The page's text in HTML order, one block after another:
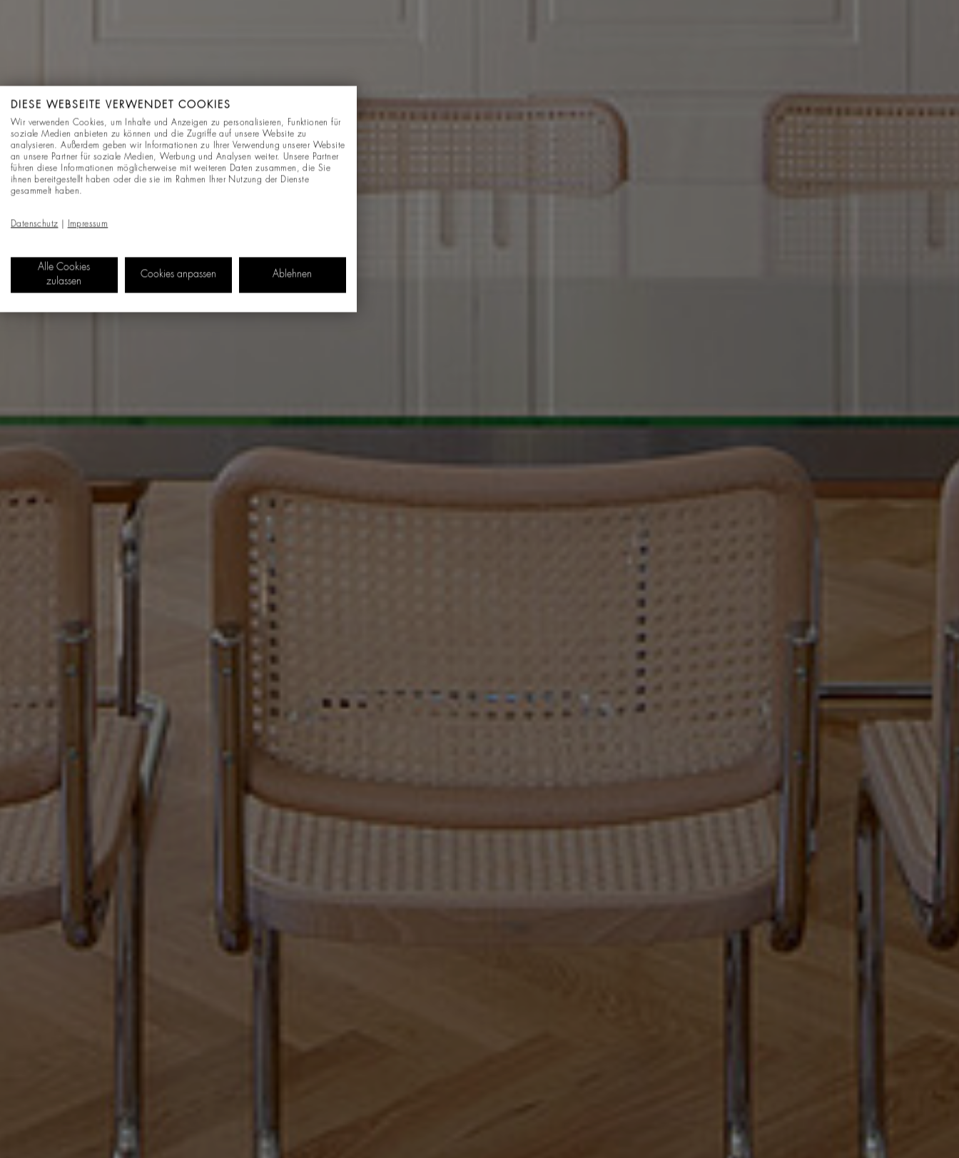
DIESE WEBSEITE VERWENDET COOKIES
Wir verwenden Cookies, um Inhalte und Anzeigen zu personalisieren, Funktionen für
soziale Medien anbieten zu können und die Zugriffe auf unsere Website zu
analysieren. Außerdem geben wir Informationen zu Ihrer Verwendung unserer Website
an unsere Partner für soziale Medien, Werbung und Analysen weiter. Unsere Partner
führen diese Informationen möglicherweise mit weiteren Daten zusammen, die Sie
ihnen bereitgestellt haben oder die sie im Rahmen Ihrer Nutzung der Dienste
gesammelt haben.
Datenschutz Impressum
Alle Cookies
zulassen
Cookies anpassen Ablehnen